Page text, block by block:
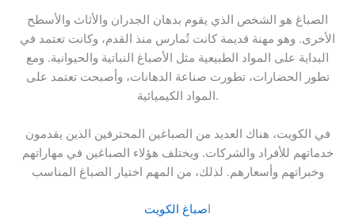
الصباغ هو الشخص الذي يقوم بدهان الجدران والأثاث والأسطح
الأخرى. وهو مهنة قديمة كانت تُمارس منذ القدم، وكانت تعتمد في
البداية على المواد الطبيعية مثل الأصباغ النباتية والحيوانية. ومع
تطور الحضارات، تطورت صناعة الدهانات، وأصبحت تعتمد على
المواد الكيميائية.
في الكويت، هناك العديد من الصباغين المحترفين الذين يقدمون
خدماتهم للأفراد والشركات. ويختلف هؤلاء الصباغين في مهاراتهم
وخبراتهم وأسعارهم. لذلك، من المهم اختيار الصباغ المناسب
اصباغ الكويت